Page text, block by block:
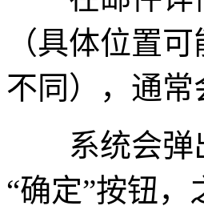
（具体位置
不同），通常
系统会弹出
“确定”按钮